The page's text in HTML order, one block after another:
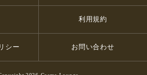
利用規約
シー お問い合わせ